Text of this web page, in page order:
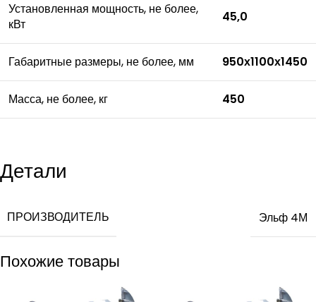
Установленная мощность, не более,
кВт
45,0
Габаритные размеры, не более, мм 950х1100х1450
Масса, не более, кг 450
Детали
ПРОИЗВОДИТЕЛЬ Эльф 4М
Похожие товары